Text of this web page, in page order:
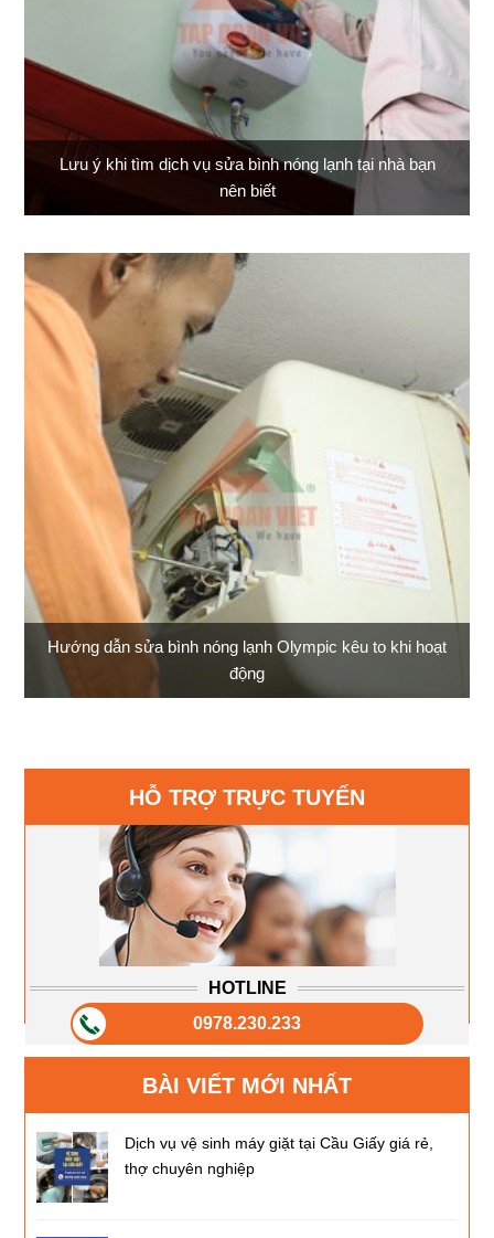
Lưu ý khi tìm dịch vụ sửa bình nóng lạnh tại nhà bạn
nên biết
Hướng dẫn sửa bình nóng lạnh Olympic kêu to khi hoạt
động
HỖ TRỢ TRỰC TUYẾN
HOTLINE
0978.230.233
BÀI VIẾT MỚI NHẤT
Dịch vụ vệ sinh máy giặt tại Cầu Giấy giá rẻ,
thợ chuyên nghiệp